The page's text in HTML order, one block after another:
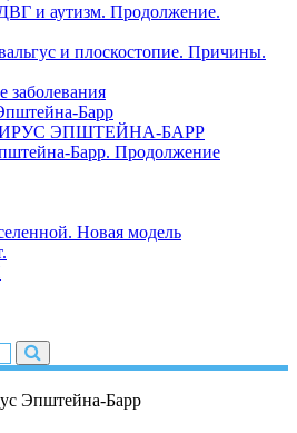
и аутизм. Продолжение.
и плоскостопие. Причины.
заболевания
Барр
ЭПШТЕЙНА-БАРР
Барр. Продолжение
Новая модель
Эпштейна-Барр